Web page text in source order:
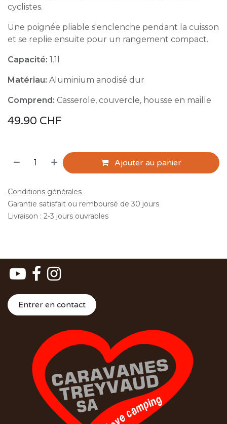
cyclistes.
Une poignée pliable s'enclenche pendant la cuisson
et se replie ensuite pour un rangement compact.
Capacité: 1.1l
Matériau: Aluminium anodisé dur
Comprend: Casserole, couvercle, housse en maille
49.90 CHF
Ajouter au panier
Conditions générales
Garantie satisfait ou remboursé de 30 jours
Livraison : 2-3 jours ouvrables
Entrer en contact